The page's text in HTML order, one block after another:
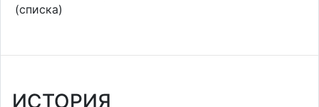
(списка)
ИСТОРИЯ